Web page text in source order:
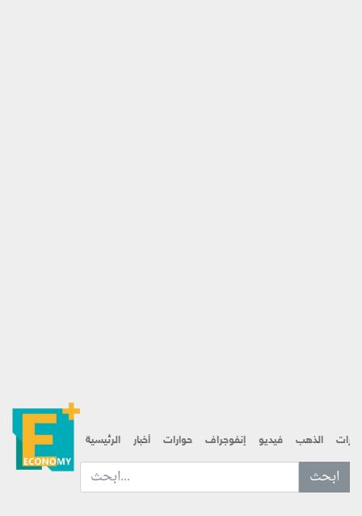
الرئيسية أخبار حوارات إنفوجراف فيديو الذهب
ابحث عن... :